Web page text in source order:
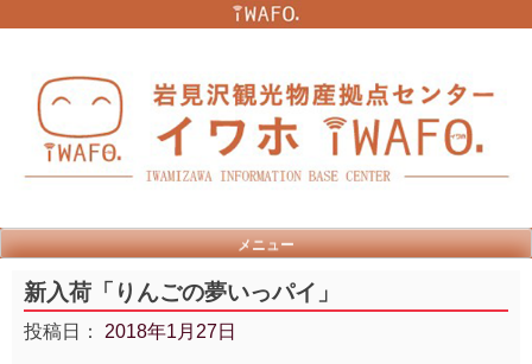
メニュー
新入荷「りんごの夢いっパイ」
投稿日： 2018年1月27日